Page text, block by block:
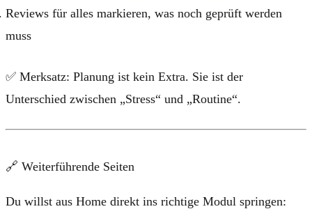
Reviews für alles markieren, was noch geprüft werden
muss
✅ Merksatz: Planung ist kein Extra. Sie ist der
Unterschied zwischen „Stress“ und „Routine“.
🔗 Weiterführende Seiten
Du willst aus Home direkt ins richtige Modul springen: